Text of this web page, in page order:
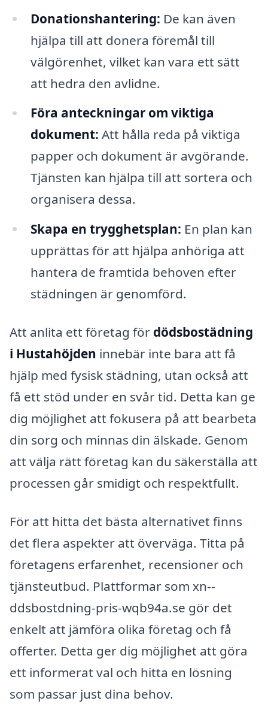
Donationshantering: De kan även
hjälpa till att donera föremål till
välgörenhet, vilket kan vara ett sätt
att hedra den avlidne.
Föra anteckningar om viktiga
dokument: Att hålla reda på viktiga
papper och dokument är avgörande.
Tjänsten kan hjälpa till att sortera och
organisera dessa.
Skapa en trygghetsplan: En plan kan
upprättas för att hjälpa anhöriga att
hantera de framtida behoven efter
städningen är genomförd.
Att anlita ett företag för dödsbostädning
i Hustahöjden innebär inte bara att få
hjälp med fysisk städning, utan också att
få ett stöd under en svår tid. Detta kan ge
dig möjlighet att fokusera på att bearbeta
din sorg och minnas din älskade. Genom
att välja rätt företag kan du säkerställa att
processen går smidigt och respektfullt.
För att hitta det bästa alternativet finns
det flera aspekter att överväga. Titta på
företagens erfarenhet, recensioner och
tjänsteutbud. Plattformar som xn--
ddsbostdning-pris-wqb94a.se gör det
enkelt att jämföra olika företag och få
offerter. Detta ger dig möjlighet att göra
ett informerat val och hitta en lösning
som passar just dina behov.